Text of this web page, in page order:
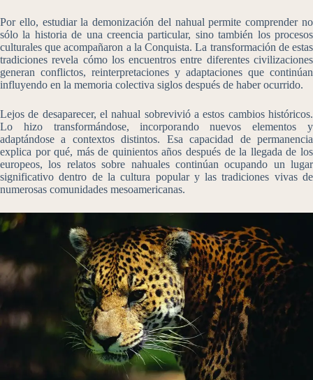
Por ello, estudiar la demonización del nahual permite comprender no
sólo la historia de una creencia particular, sino también los procesos
culturales que acompañaron a la Conquista. La transformación de estas
tradiciones revela cómo los encuentros entre diferentes civilizaciones
generan conflictos, reinterpretaciones y adaptaciones que continúan
influyendo en la memoria colectiva siglos después de haber ocurrido.
Lejos de desaparecer, el nahual sobrevivió a estos cambios históricos.
Lo hizo transformándose, incorporando nuevos elementos y
adaptándose a contextos distintos. Esa capacidad de permanencia
explica por qué, más de quinientos años después de la llegada de los
europeos, los relatos sobre nahuales continúan ocupando un lugar
significativo dentro de la cultura popular y las tradiciones vivas de
numerosas comunidades mesoamericanas.